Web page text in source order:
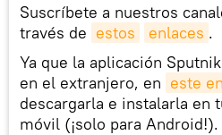
Suscríbete a nuestros
través de estos enlaces .
Ya que la aplicación
en el extranjero, en este
descargarla e instalarla en
móvil (¡solo para Android!).